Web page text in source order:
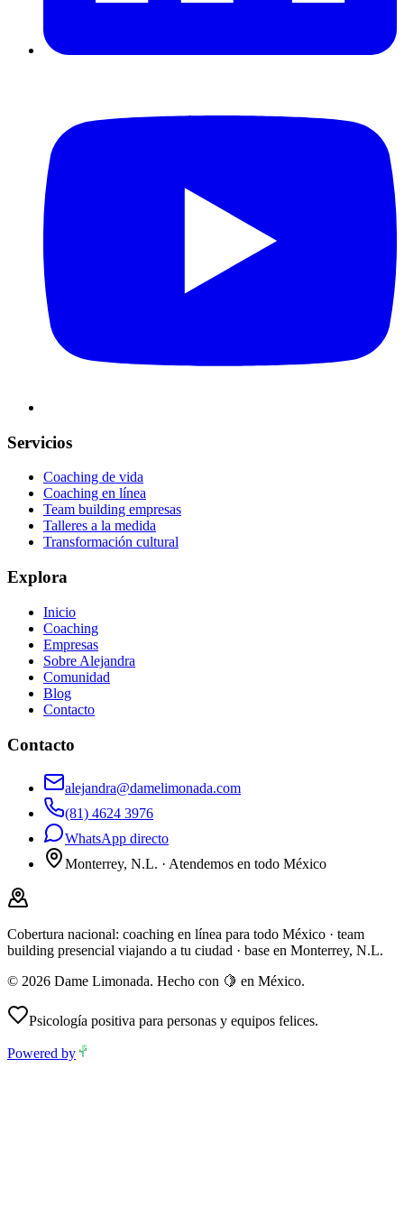
Servicios
Coaching de vida
Coaching en línea
Team building empresas
Talleres a la medida
Transformación cultural
Explora
Inicio
Coaching
Empresas
Sobre Alejandra
Comunidad
Blog
Contacto
Contacto
alejandra@damelimonada.com
(81) 4624 3976
WhatsApp directo
Monterrey, N.L. · Atendemos en todo México
Cobertura nacional: coaching en línea para todo México · team
building presencial viajando a tu ciudad · base en Monterrey, N.L.
© 2026 Dame Limonada. Hecho con 🍋 en México.
Psicología positiva para personas y equipos felices.
Powered by